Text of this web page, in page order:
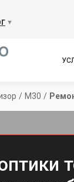
▼
/ M30 /